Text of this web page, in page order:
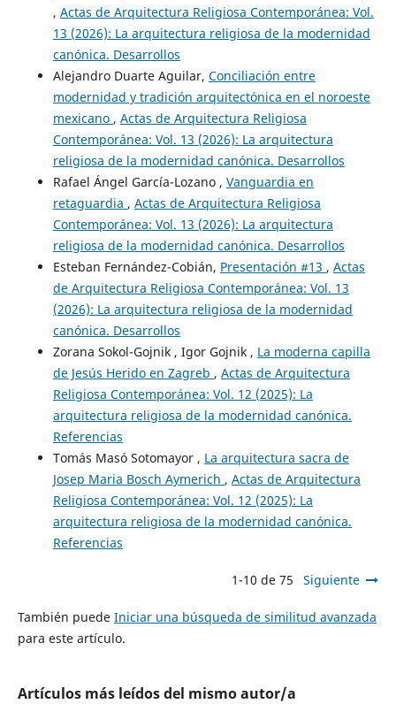
, Actas de Arquitectura Religiosa Contemporánea: Vol.
13 (2026): La arquitectura religiosa de la modernidad
canónica. Desarrollos
Alejandro Duarte Aguilar, Conciliación entre
modernidad y tradición arquitectónica en el noroeste
mexicano , Actas de Arquitectura Religiosa
Contemporánea: Vol. 13 (2026): La arquitectura
religiosa de la modernidad canónica. Desarrollos
Rafael Ángel García-Lozano , Vanguardia en
retaguardia , Actas de Arquitectura Religiosa
Contemporánea: Vol. 13 (2026): La arquitectura
religiosa de la modernidad canónica. Desarrollos
Esteban Fernández-Cobián, Presentación #13 , Actas
de Arquitectura Religiosa Contemporánea: Vol. 13
(2026): La arquitectura religiosa de la modernidad
canónica. Desarrollos
Zorana Sokol-Gojnik , Igor Gojnik , La moderna capilla
de Jesús Herido en Zagreb , Actas de Arquitectura
Religiosa Contemporánea: Vol. 12 (2025): La
arquitectura religiosa de la modernidad canónica.
Referencias
Tomás Masó Sotomayor , La arquitectura sacra de
Josep Maria Bosch Aymerich , Actas de Arquitectura
Religiosa Contemporánea: Vol. 12 (2025): La
arquitectura religiosa de la modernidad canónica.
Referencias
1-10 de 75 Siguiente
También puede Iniciar una búsqueda de similitud avanzada
para este artículo.
Artículos más leídos del mismo autor/a